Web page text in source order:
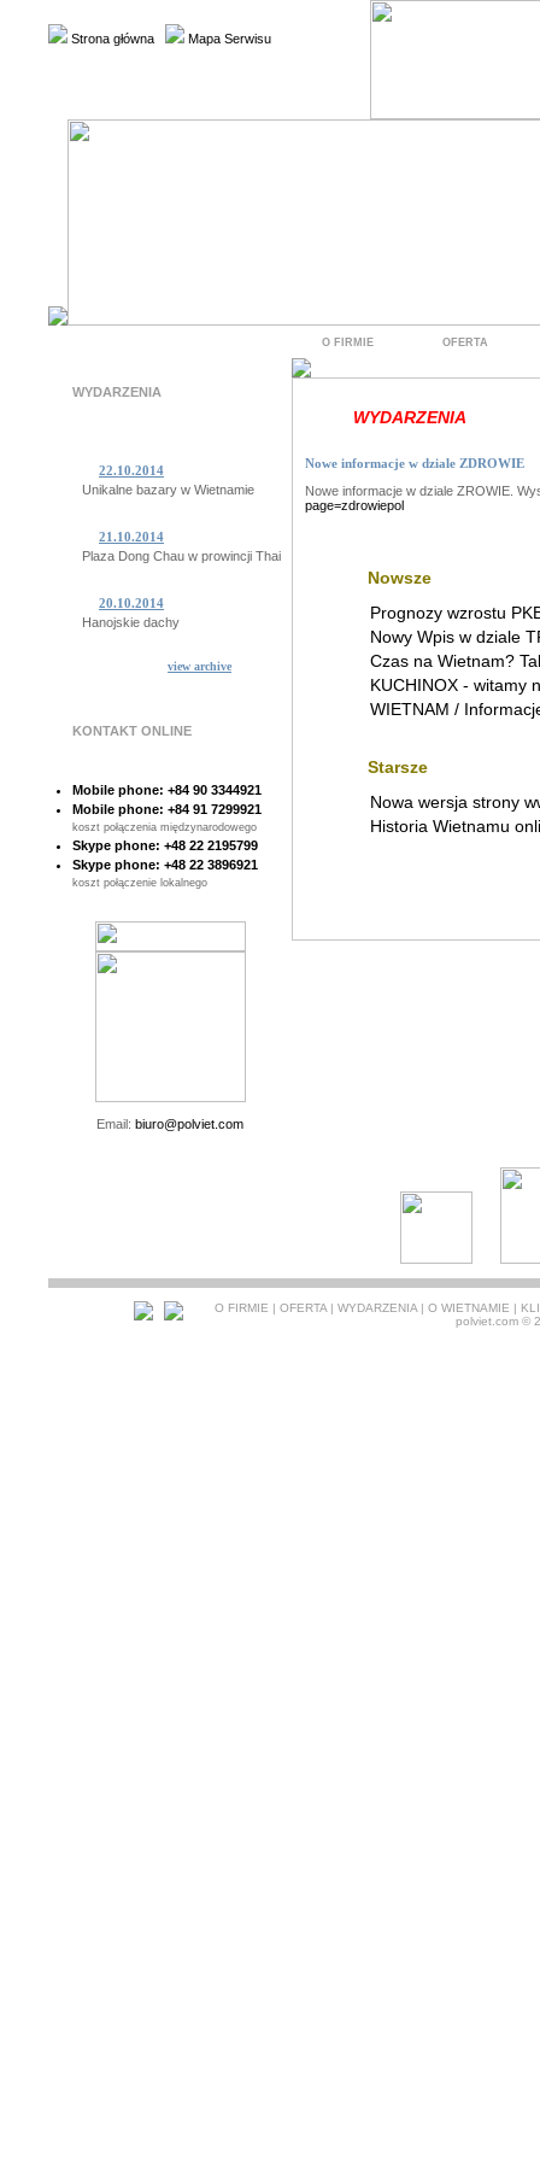
Strona główna Mapa Serwisu
WYDARZENIA
28.10.2014
Sajgonskie stare drzewa
22.10.2014
Unikalne bazary w Wietnamie
21.10.2014
Plaza Dong Chau w prowincji Thai Binh
20.10.2014
Hanojskie dachy
14.10.2014
10.10.2014
Sajgon pod woda!
07.10.2014
Poczta Sajgonska
view archive
KONTAKT ONLINE
Mobile phone: +84 90 3344921
Mobile phone: +84 91 7299921
koszt połączenia międzynarodowego
Skype phone: +48 22 2195799
Skype phone: +48 22 3896921
koszt połączenie lokalnego
Email: biuro@polviet.com
O FIRMIE OFERTA
WYDARZENIA
Nowe informacje w dziale ZDROWIE
Nowe informacje w dziale ZROWIE.
page=zdrowiepol
Nowsze
Prognozy wzrostu
Nowy Wpis w dziale
Czas na Wietnam?
KUCHINOX - witamy
WIETNAM /
Starsze
Nowa wersja strony
Historia Wietnamu
O FIRMIE | OFERTA | WYDARZENIA | O WIETNAMIE |
polviet.com ©